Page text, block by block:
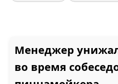
Менеджер
во время